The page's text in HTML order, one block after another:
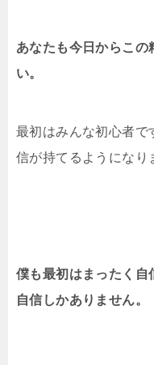
あなたも今日からこの
い。
最初はみんな初心者で
信が持てるようになり
僕も最初はまったく自
自信しかありません。